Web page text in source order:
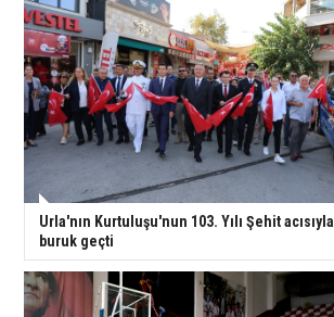
Urla'nın Kurtuluşu'nun 103. Yılı Şehit acısıyla
buruk geçti